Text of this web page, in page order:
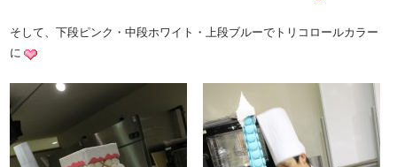
そして、下段ピンク・中段ホワイト・上段ブルーでトリコロールカラー
に